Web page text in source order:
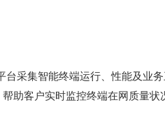
助客户实时监控终端在网质量状